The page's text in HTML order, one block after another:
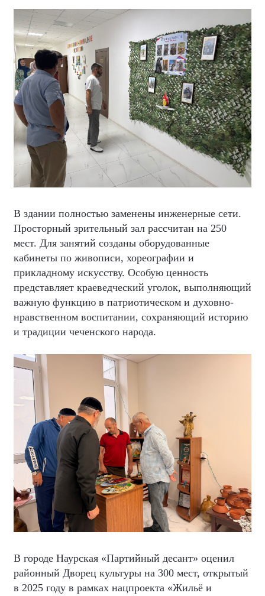
В здании полностью заменены инженерные сети.
Просторный зрительный зал рассчитан на 250
мест. Для занятий созданы оборудованные
кабинеты по живописи, хореографии и
прикладному искусству. Особую ценность
представляет краеведческий уголок, выполняющий
важную функцию в патриотическом и духовно-
нравственном воспитании, сохраняющий историю
и традиции чеченского народа.
В городе Наурская «Партийный десант» оценил
районный Дворец культуры на 300 мест, открытый
в 2025 году в рамках нацпроекта «Жильё и